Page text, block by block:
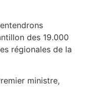
des 19.000
régionales de la
ministre,